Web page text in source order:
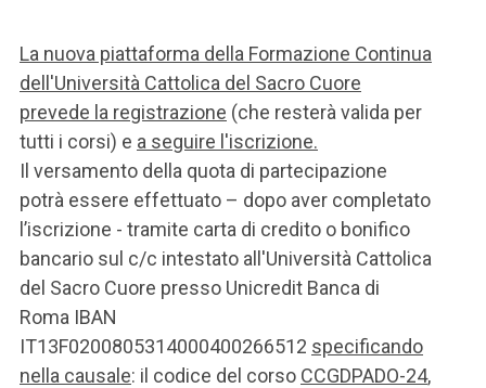
La nuova piattaforma della Formazione Continua
dell'Università Cattolica del Sacro Cuore
prevede la registrazione (che resterà valida per
tutti i corsi) e a seguire l'iscrizione.
Il versamento della quota di partecipazione
potrà essere effettuato – dopo aver completato
l’iscrizione - tramite carta di credito o bonifico
bancario sul c/c intestato all'Università Cattolica
del Sacro Cuore presso Unicredit Banca di
Roma IBAN
IT13F0200805314000400266512 specificando
nella causale: il codice del corso CCGDPADO-24,